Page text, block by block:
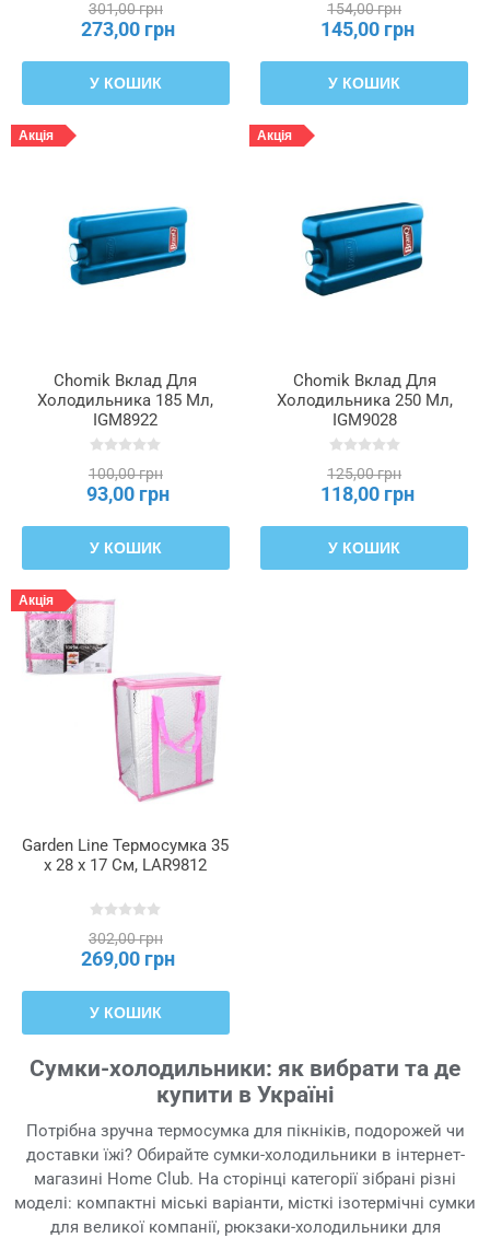
Вставками, IZO9264
301,00 грн
273,00 грн
У КОШИК
154,00 грн
145,00 грн
У КОШИК
Акція
Chomik Вклад Для
Холодильника 185 Мл,
IGM8922
100,00 грн
93,00 грн
У КОШИК
Акція
Chomik Вклад Для
Холодильника 250 Мл,
IGM9028
125,00 грн
118,00 грн
У КОШИК
Акція
Garden Line Термосумка 35
x 28 x 17 См, LAR9812
302,00 грн
269,00 грн
У КОШИК
Сумки-холодильники: як вибрати та де
купити в Україні
Потрібна зручна термосумка для пікніків, подорожей чи
доставки їжі? Обирайте сумки-холодильники в інтернет-
магазині Home Club. На сторінці категорії зібрані різні
моделі: компактні міські варіанти, місткі ізотермічні сумки
для великої компанії, рюкзаки-холодильники для